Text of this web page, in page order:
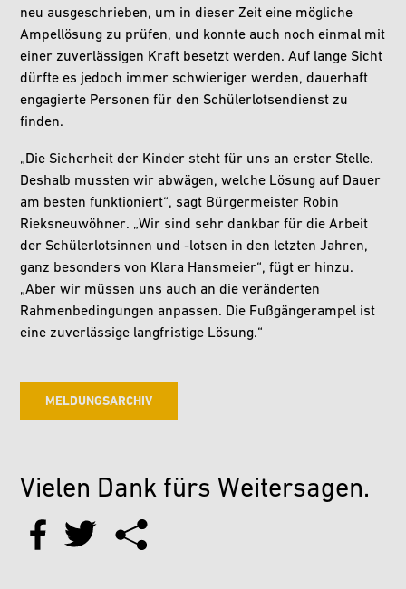
neu ausgeschrieben, um in dieser Zeit eine mögliche
Ampellösung zu prüfen, und konnte auch noch einmal mit
einer zuverlässigen Kraft besetzt werden. Auf lange Sicht
dürfte es jedoch immer schwieriger werden, dauerhaft
engagierte Personen für den Schülerlotsendienst zu
finden.
„Die Sicherheit der Kinder steht für uns an erster Stelle.
Deshalb mussten wir abwägen, welche Lösung auf Dauer
am besten funktioniert“, sagt Bürgermeister Robin
Rieksneuwöhner. „Wir sind sehr dankbar für die Arbeit
der Schülerlotsinnen und -lotsen in den letzten Jahren,
ganz besonders von Klara Hansmeier“, fügt er hinzu.
„Aber wir müssen uns auch an die veränderten
Rahmenbedingungen anpassen. Die Fußgängerampel ist
eine zuverlässige langfristige Lösung.“
MELDUNGSARCHIV
Vielen Dank fürs Weitersagen.